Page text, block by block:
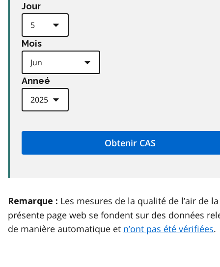
Jour
Mois
Anneé
Remarque : Les mesures de la qualité de l’air de la
présente page web se fondent sur des données
de manière automatique et n’ont pas été vérifiées.